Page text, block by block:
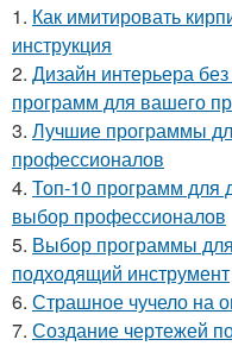
1. Как имитировать
инструкция
2. Дизайн интерьера
программ для вашего
3. Лучшие программы
профессионалов
4. Топ-10 программ для
выбор профессионалов
5. Выбор программы для
подходящий инструмент
6. Страшное чучело на
7. Создание чертежей